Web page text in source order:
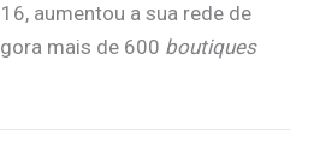
aumentou a sua rede de
mais de 600 boutiques